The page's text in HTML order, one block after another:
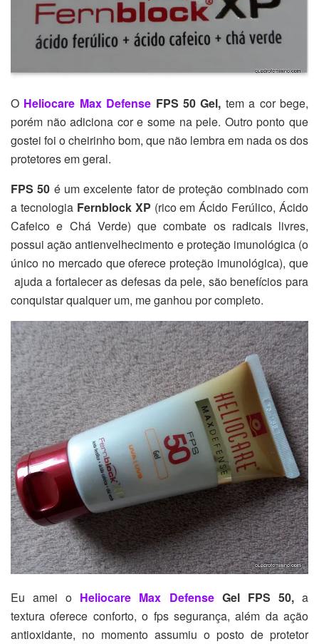
O Heliocare Max Defense FPS 50 Gel, tem a cor bege,
porém não adiciona cor e some na pele. Outro ponto que
gostei foi o cheirinho bom, que não lembra em nada os dos
protetores em geral.
FPS 50 é um excelente fator de proteção combinado com
a tecnologia Fernblock XP (rico em Ácido Ferúlico, Ácido
Cafeico e Chá Verde) que combate os radicais livres,
possui ação antienvelhecimento e proteção imunológica (o
único no mercado que oferece proteção imunológica), que
ajuda a fortalecer as defesas da pele, são benefícios para
conquistar qualquer um, me ganhou por completo.
Eu amei o Heliocare Max DefenseGel FPS 50,a
textura oferece conforto, o fps segurança, além da ação
antioxidante, no momento assumiu o posto de protetor